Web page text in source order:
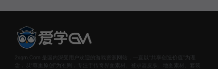
2xgm.Com 是国内深受用户欢迎的游戏资源网站，一直以“共享创造价值”为理
念，以“尊重原创”为准则，专注于传奇界面素材、登录器皮肤、地图素材、套装